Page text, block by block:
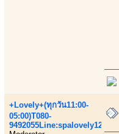
+Lovely+(ทุกวัน11:00-
05:00)T080-
9492055Line:spalovely123